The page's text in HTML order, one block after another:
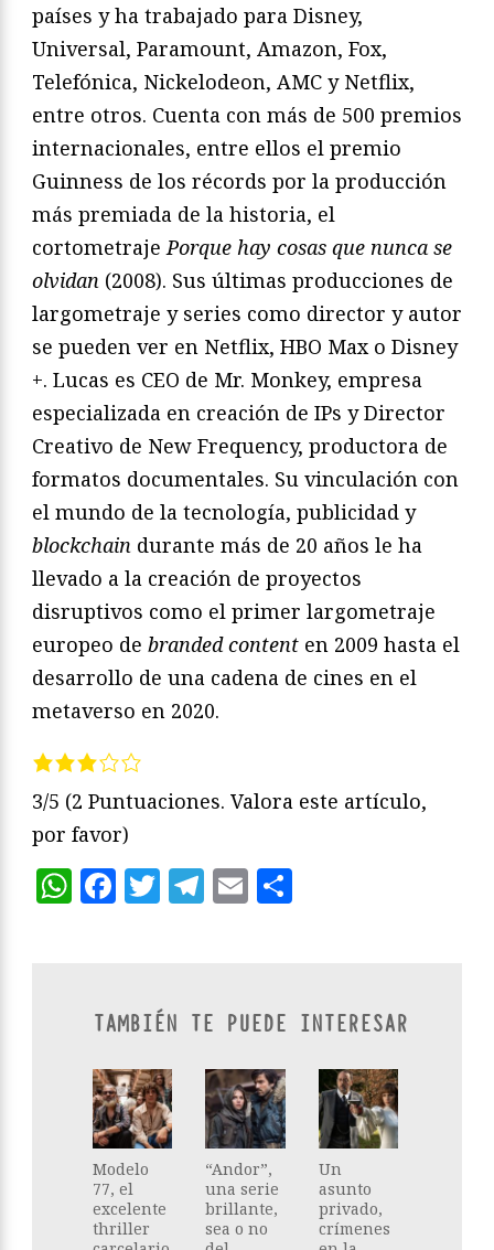
países y ha trabajado para Disney,
Universal, Paramount, Amazon, Fox,
Telefónica, Nickelodeon, AMC y Netflix,
entre otros. Cuenta con más de 500 premios
internacionales, entre ellos el premio
Guinness de los récords por la producción
más premiada de la historia, el
cortometraje Porque hay cosas que nunca se
olvidan (2008). Sus últimas producciones de
largometraje y series como director y autor
se pueden ver en Netflix, HBO Max o Disney
+. Lucas es CEO de Mr. Monkey, empresa
especializada en creación de IPs y Director
Creativo de New Frequency, productora de
formatos documentales. Su vinculación con
el mundo de la tecnología, publicidad y
blockchain durante más de 20 años le ha
llevado a la creación de proyectos
disruptivos como el primer largometraje
europeo de branded content en 2009 hasta el
desarrollo de una cadena de cines en el
metaverso en 2020.
3/5 (2 Puntuaciones. Valora este artículo,
por favor)
WhatsApp
Facebook
Twitter
Telegram
Email
TAMBIÉN TE PUEDE INTERESAR
Modelo
77, el
excelente
thriller
“Andor”,
una serie
brillante,
sea o no
Un
asunto
privado,
crímenes